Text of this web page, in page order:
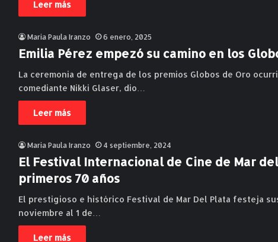
Leer más
Maria Paula Iranzo 6 enero, 2025
Emilia Pérez empezó su camino en los
La ceremonia de entrega de los premios Globos de Oro
comediante Nikki Glaser, dio…
Leer más
Maria Paula Iranzo 4 septiembre, 2024
El Festival Internacional de Cine de Mar
primeros 70 años
El prestigioso e histórico Festival de Mar Del Plata festeja
noviembre al 1 de…
Leer más